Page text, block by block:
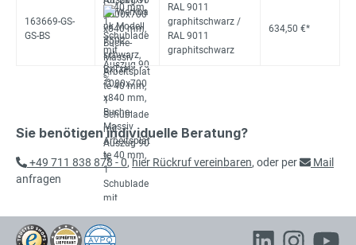
163669-GS-
GS-BS
RAL 9011
graphitschwarz /
RAL 9011
graphitschwarz
634,50 €*
Sie benötigen individuelle Beratung?
+49 711 838 878 - 0,hier Rückruf vereinbaren, oder per
Mail
anfragen